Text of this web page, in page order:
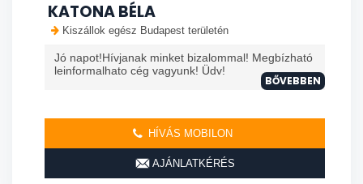
KATONA BÉLA
Kiszállok egész Budapest területén
Jó napot!Hívjanak minket bizalommal! Megbízható
leinformalhato cég vagyunk! Üdv!
BŐVEBBEN
HÍVÁS MOBILON
AJÁNLATKÉRÉS